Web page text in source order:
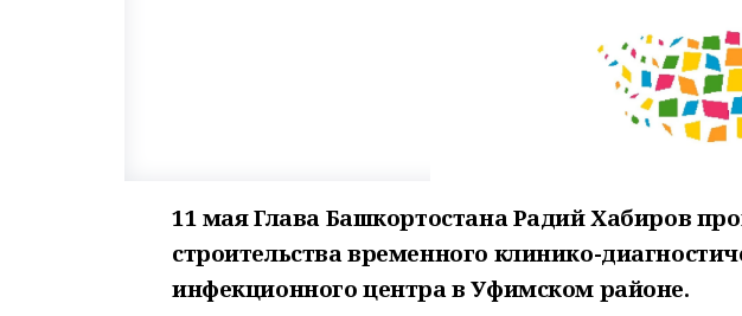
11 мая Глава Башкортостана Радий Хабиров
строительства временного клинико-
инфекционного центра в Уфимском районе.